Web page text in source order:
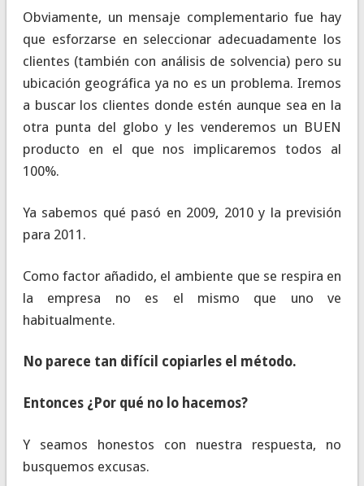
Obviamente, un mensaje complementario fue hay
que esforzarse en seleccionar adecuadamente los
clientes (también con análisis de solvencia) pero su
ubicación geográfica ya no es un problema. Iremos
a buscar los clientes donde estén aunque sea en la
otra punta del globo y les venderemos un BUEN
producto en el que nos implicaremos todos al
100%.
Ya sabemos qué pasó en 2009, 2010 y la previsión
para 2011.
Como factor añadido, el ambiente que se respira en
la empresa no es el mismo que uno ve
habitualmente.
No parece tan difícil copiarles el método.
Entonces ¿Por qué no lo hacemos?
Y seamos honestos con nuestra respuesta, no
busquemos excusas.